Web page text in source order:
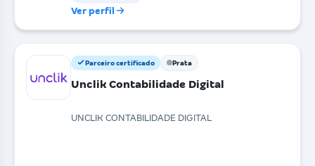
Ver perfil
Parceiro certificado Prata
Unclik Contabilidade Digital
UNCLIK CONTABILIDADE DIGITAL